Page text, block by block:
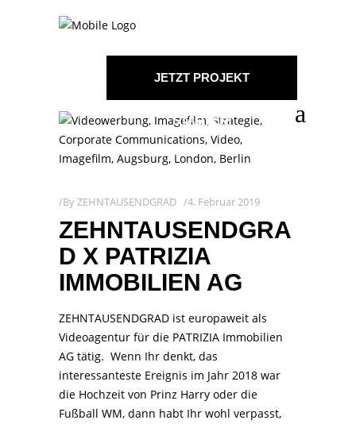
JETZT PROJEKT
STARTEN!
ByZEHNTAUSENDGRAD 4. Februar 2019
ZEHNTAUSENDGRA
D X PATRIZIA
IMMOBILIEN AG
ZEHNTAUSENDGRAD ist europaweit als
Videoagentur für die PATRIZIA Immobilien
AG tätig. Wenn Ihr denkt, das
interessanteste Ereignis im Jahr 2018 war
die Hochzeit von Prinz Harry oder die
Fußball WM, dann habt Ihr wohl verpasst,